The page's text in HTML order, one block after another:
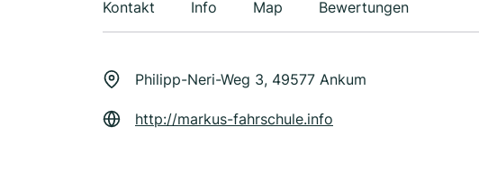
Kontakt Info Map Bewertungen
Philipp-Neri-Weg 3, 49577 Ankum
http://markus-fahrschule.info